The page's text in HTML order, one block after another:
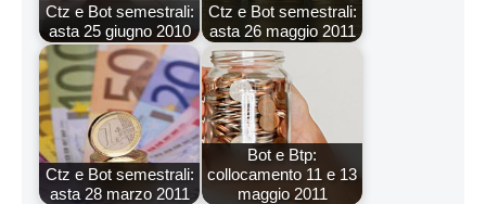
Ctz e Bot semestrali:
asta 25 giugno 2010
Ctz e Bot semestrali:
asta 26 maggio 2011
Ctz e Bot semestrali:
asta 28 marzo 2011
Bot e Btp:
collocamento 11 e 13
maggio 2011